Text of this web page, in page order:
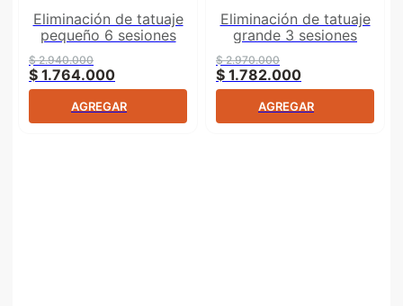
Eliminación de tatuaje
pequeño 6 sesiones
$ 2.940.000
$ 1.764.000
AGREGAR
Eliminación de tatuaje
grande 3 sesiones
$ 2.970.000
$ 1.782.000
AGREGAR